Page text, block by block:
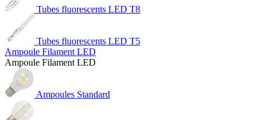
Tubes fluorescents LED T8
Tubes fluorescents LED T5
Ampoule Filament LED
Ampoule Filament LED
Ampoules Standard